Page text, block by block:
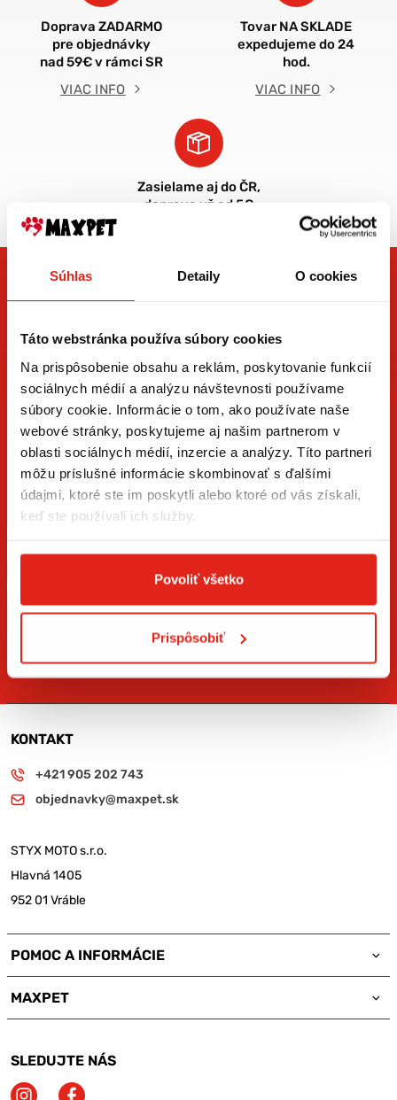
Súhlas Detaily O cookies
Táto webstránka používa súbory cookies
Na prispôsobenie obsahu a reklám, poskytovanie funkcií
sociálnych médií a analýzu návštevnosti používame
súbory cookie. Informácie o tom, ako používate naše
webové stránky, poskytujeme aj našim partnerom v
oblasti sociálnych médií, inzercie a analýzy. Títo partneri
môžu príslušné informácie skombinovať s ďalšími
údajmi, ktoré ste im poskytli alebo ktoré od vás získali,
keď ste používali ich služby.
Povoliť všetko
Prispôsobiť
Doprava ZADARMO
pre objednávky
nad 59€ v rámci SR
VIAC INFO
Tovar NA SKLADE
expedujeme do 24
hod.
VIAC INFO
Zasielame aj do ČR,
doprava už od 5€
ZÍSKAJTE NOVINKY AKO PRVÝ
Prihláste sa na odber newslettera a buďte prvý, kto má
novinky.
spracovaním osobných údajov
PRIHLÁSIŤ SA
KONTAKT
+421 905 202 743
objednavky@maxpet.sk
STYX MOTO s.r.o.
Hlavná 1405
952 01 Vráble
POMOC A INFORMÁCIE
MAXPET
SLEDUJTE NÁS